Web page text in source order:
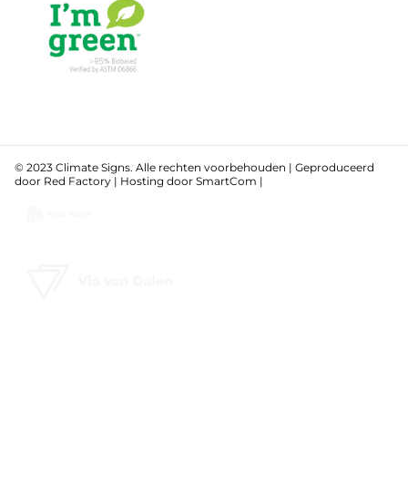
© 2023 Climate Signs. Alle rechten voorbehouden | Geproduceerd
door Red Factory | Hosting door SmartCom |